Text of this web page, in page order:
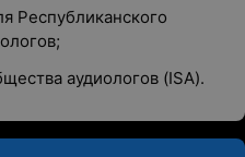
Республиканского
аудиологов (ISA).